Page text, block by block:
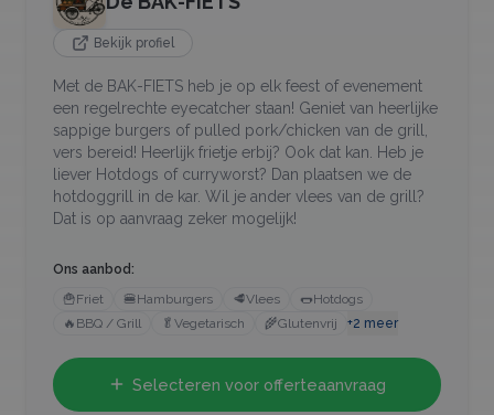
Bekijk profiel
Met de BAK-FIETS heb je op elk feest of evenement
een regelrechte eyecatcher staan! Geniet van heerlijke
sappige burgers of pulled pork/chicken van de grill,
vers bereid! Heerlijk frietje erbij? Ook dat kan. Heb je
liever Hotdogs of curryworst? Dan plaatsen we de
hotdoggrill in de kar. Wil je ander vlees van de grill?
Dat is op aanvraag zeker mogelijk!
Ons aanbod:
🍟Friet 🍔Hamburgers 🥩Vlees 🌭Hotdogs
🔥 BBQ / Grill 🥬 Vegetarisch 🌾Glutenvrij +2 meer
Selecteren voor offerteaanvraag